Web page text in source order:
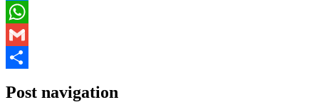
Messenger
WhatsApp
Gmail
Post navigation